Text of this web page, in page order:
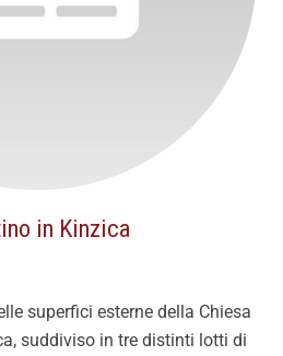
in Kinzica
superfici esterne della Chiesa
suddiviso in tre distinti lotti di